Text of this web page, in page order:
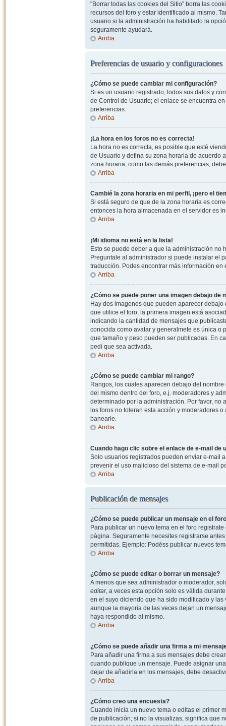
"Borrar todas las cookies del Sitio" borra las
recursos del foro y estar identificado al mismo.
usuario si la administración ha habilitado la
seguramente ayudará.
Arriba
Preferencias de usuario y configuraciones
¿Cómo se puede cambiar mi configuración?
Si es un usuario registrado, todos sus datos y
de Control de Usuario; el enlace se encuentra
preferencias.
Arriba
¡La hora en los foros no es correcta!
La hora no es correcta, es posible que esté
de Usuario y defina su zona horaria de acuerdo
zona horaria, como las demás preferencias,
Arriba
Cambié la zona horaria en mi perfil, ¡pero el
Si está seguro de que de la zona horaria es
entonces la hora almacenada en el servidor es
Arriba
¡Mi idioma no está en la lista!
Esto se puede deber a que la administración no
Preguntale al administrador si puede instalar el
traducción. Podes encontrar más información
Arriba
¿Cómo se puede poner una imagen debajo de
Hay dos imagenes que pueden aparecer
que utilice el foro, la primera imagen está
indicando la cantidad de mensajes que
conocida como avatar y generalmete es única o
que tamaño y peso pueden ser publicadas. En
pedí que sea activada.
Arriba
¿Cómo se puede cambiar mi rango?
Rangos, los cuales aparecen debajo del
del mismo dentro del foro, e.j. moderadores y
determinado por la administración. Por favor,
los foros no toleran esta acción y moderadores
banearle.
Arriba
Cuando hago clic sobre el enlace de e-mail de
Solo usuarios registrados pueden enviar e-mail
prevenir el uso malicioso del sistema de e-mail
Arriba
Publicación de mensajes
¿Cómo se puede publicar un mensaje en el
Para publicar un nuevo tema en el foro
página. Seguramente necesites registrarse
permitidas. Ejemplo: Podéss publicar nuevos
Arriba
¿Cómo se puede editar o borrar un mensaje?
A menos que sea administrador o moderador,
editar, a veces esta opción solo es válida
en el suyo diciendo que ha sido modificado y
aunque la mayoria de las veces dejan un
haya respondido al mismo.
Arriba
¿Cómo se puede añadir una firma a mi
Para añadir una firma a sus mensajes debe
cuando publique un mensaje. Puede asignar
dejar de añadirla en los mensajes, debe
Arriba
¿Cómo creo una encuesta?
Cuando inicia un nuevo tema o editas el primer
de publicación; si no la visualizas, significa que